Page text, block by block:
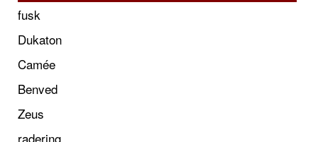
fusk
Dukaton
Camée
Benved
Zeus
radering